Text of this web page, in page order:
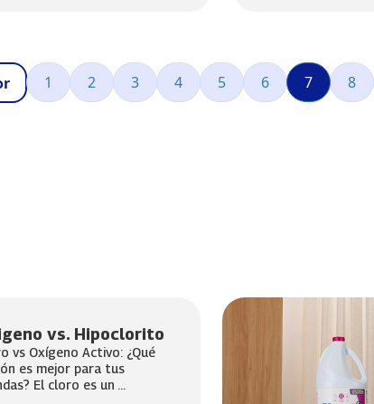
Página
1 Página
2 Página
3 Página
4 Página
5 Página
6 Página
7 8
vs. Hipoclorito
vs Oxígeno Activo: ¿Qué
es mejor para tus
El cloro es un ...